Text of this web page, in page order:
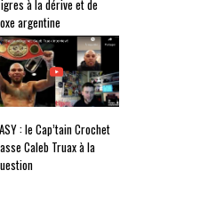
à la dérive et de
argentine
: le Cap’tain Crochet
Caleb Truax à la